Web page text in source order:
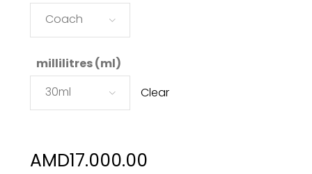
Coach
millilitres (ml)
30ml
Clear
AMD17.000.00